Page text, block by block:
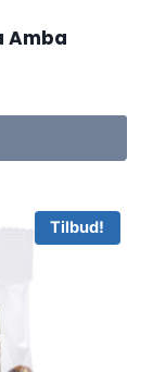
Amba
Tilbud!